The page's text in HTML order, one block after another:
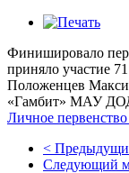
Финишировало
приняло участие
Положенцев
«Гамбит» МАУ
Личное
<
Следующий